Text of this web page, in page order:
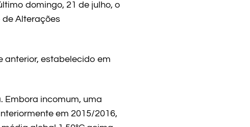
domingo, 21 de julho, o
Alterações
anterior, estabelecido em
Embora incomum, uma
em 2015/2016,